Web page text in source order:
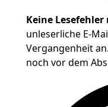
Keine Lesefehler
unleserliche E-
Vergangenheit
noch vor dem